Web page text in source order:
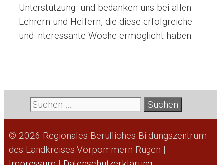
Unterstützung und bedanken uns bei allen
Lehrern und Helfern, die diese erfolgreiche
und interessante Woche ermöglicht haben.
Suche
nach:
© 2026 Regionales Berufliches Bildungszentrum
des Landkreises Vorpommern Rügen |